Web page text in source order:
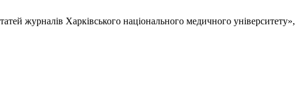
журналів Харківського національного медичного університету»,